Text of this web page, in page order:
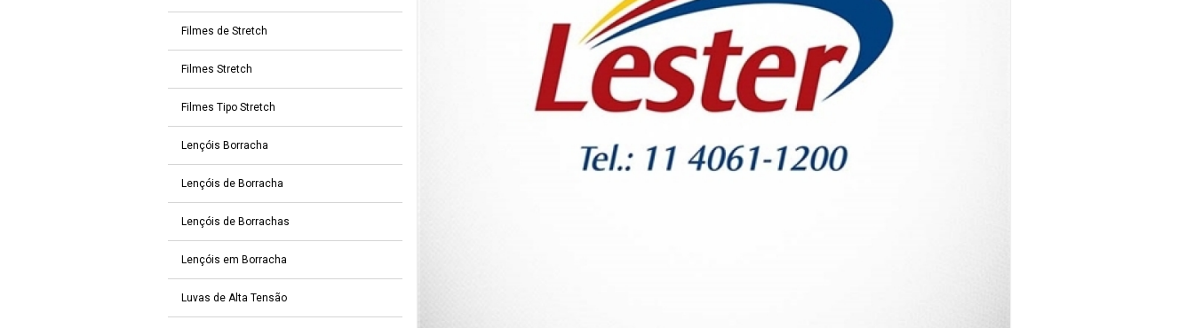
Filmes de Stretch
Filmes Stretch
Filmes Tipo Stretch
Lençóis Borracha
Lençóis de Borracha
Lençóis de Borrachas
Lençóis em Borracha
Luvas de Alta Tensão